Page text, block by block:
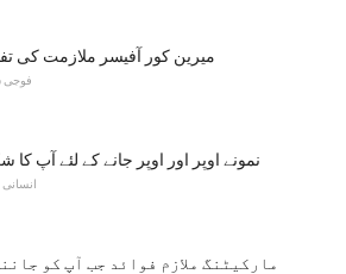
میرین کور آفیسر ملازمت کی
فوجی
نمونے اوپر اور اوپر جانے کے لئے آپ کا
مارکیٹنگ ملازم فوائد جب آپ کو